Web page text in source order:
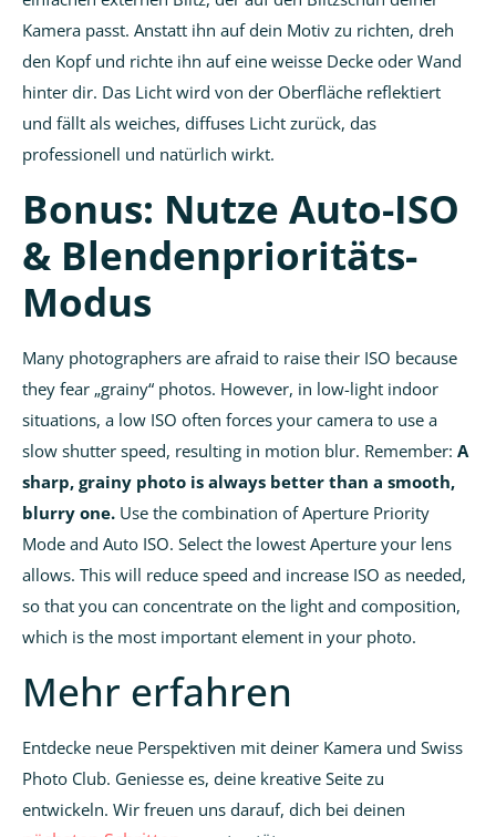
Kamera passt. Anstatt ihn auf dein Motiv zu richten, dreh
den Kopf und richte ihn auf eine weisse Decke oder Wand
hinter dir. Das Licht wird von der Oberfläche reflektiert
und fällt als weiches, diffuses Licht zurück, das
professionell und natürlich wirkt.
Bonus: Nutze Auto-ISO
& Blendenprioritäts-
Modus
Many photographers are afraid to raise their ISO because
they fear „grainy“ photos. However, in low-light indoor
situations, a low ISO often forces your camera to use a
slow shutter speed, resulting in motion blur. Remember: A
sharp, grainy photo is always better than a smooth,
blurry one. Use the combination of Aperture Priority
Mode and Auto ISO. Select the lowest Aperture your lens
allows. This will reduce speed and increase ISO as needed,
so that you can concentrate on the light and composition,
which is the most important element in your photo.
Mehr erfahren
Entdecke neue Perspektiven mit deiner Kamera und Swiss
Photo Club. Geniesse es, deine kreative Seite zu
entwickeln. Wir freuen uns darauf, dich bei deinen